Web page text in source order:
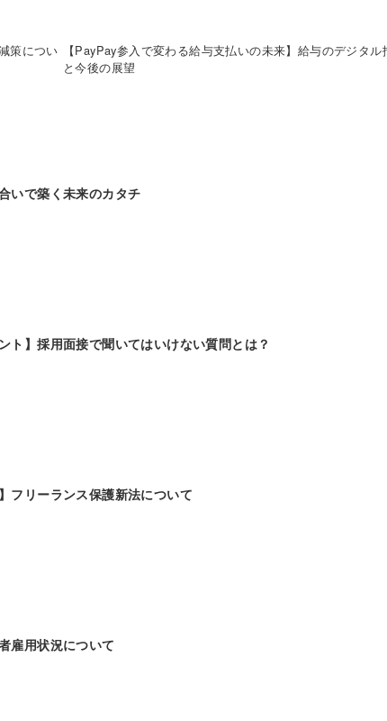
策につい
【PayPay参入で変わる給与支払いの未来】給与のデジタ
と今後の展望
いで築く未来のカタチ
ト】採用面接で聞いてはいけない質問とは？
フリーランス保護新法について
雇用状況について